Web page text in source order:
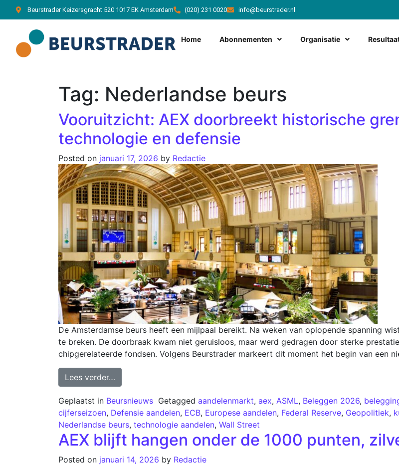
Beurstrader Keizersgracht 520 1017 EK Amsterdam (020) 231 0020 info@beurstrader.nl
Home Abonnementen Organisatie
Tag: Nederlandse beurs
Vooruitzicht: AEX doorbreekt historische
technologie en defensie
Posted on januari 17, 2026 by Redactie
De Amsterdamse beurs heeft een mijlpaal bereikt. Na weken van oplopende spanning
te breken. De doorbraak kwam niet geruisloos, maar werd gedragen door sterke
chipgerelateerde fondsen. Volgens Beurstrader markeert dit moment het begin van een
Lees verder…
Geplaatst in Beursnieuws Getagged aandelenmarkt, aex, ASML, Beleggen 2026,
cijferseizoen, Defensie aandelen, ECB, Europese aandelen, Federal Reserve, Geopolitiek,
Nederlandse beurs, technologie aandelen, Wall Street
AEX blijft hangen onder de 1000 punten,
Posted on januari 14, 2026 by Redactie